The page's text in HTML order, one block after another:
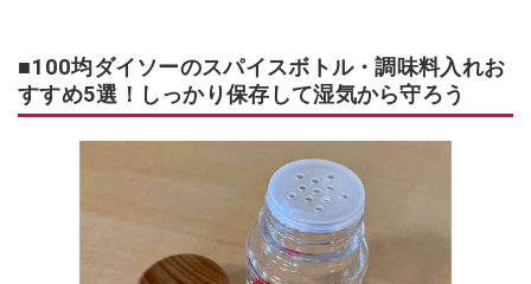
■100均ダイソーのスパイスボトル・調味料入れお
すすめ5選！しっかり保存して湿気から守ろう